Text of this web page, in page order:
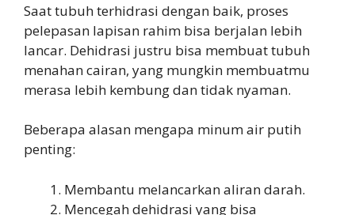
Saat tubuh terhidrasi dengan baik, proses
pelepasan lapisan rahim bisa berjalan lebih
lancar. Dehidrasi justru bisa membuat tubuh
menahan cairan, yang mungkin membuatmu
merasa lebih kembung dan tidak nyaman.
Beberapa alasan mengapa minum air putih
penting:
Membantu melancarkan aliran darah.
Mencegah dehidrasi yang bisa